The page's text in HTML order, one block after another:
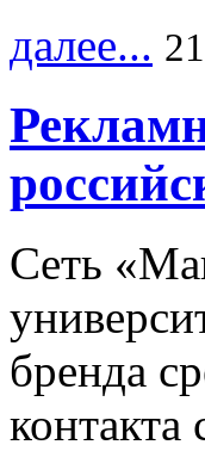
далее...
Сеть
бренда